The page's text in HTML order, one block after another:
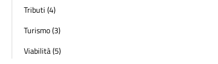
Tributi (4)
Turismo (3)
Viabilità (5)